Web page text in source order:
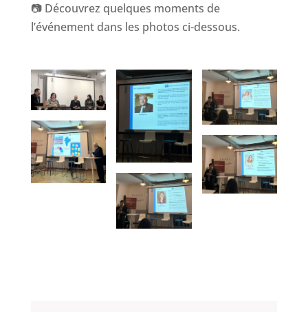
📷 Découvrez quelques moments de
l’événement dans les photos ci-dessous.